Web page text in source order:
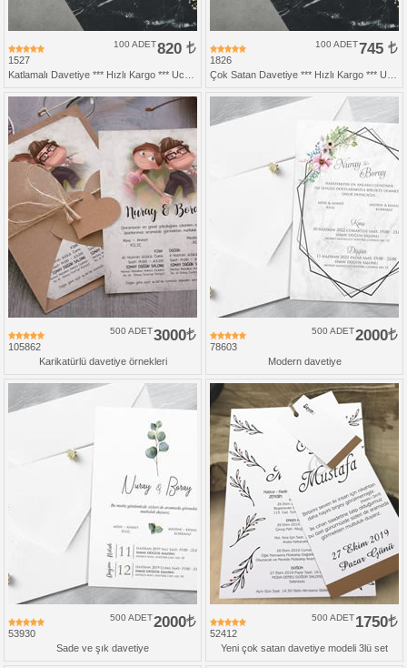
1527
820
100 ADET
1826
745
100 ADET
105862
3000
500 ADET
Karikatürlü davetiye örnekleri
78603
2000
500 ADET
Modern davetiye
53930
2000
500 ADET
Sade ve şık davetiye
52412
1750
500 ADET
Yeni çok satan davetiye modeli 3lü set